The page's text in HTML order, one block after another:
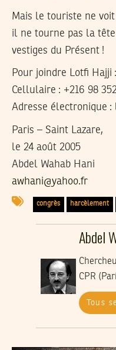
Mais le touriste ne
il ne tourne pas la
vestiges du Présent !
Pour joindre Lotfi Hajji :
Cellulaire : +216 98
Adresse électronique :
Paris – Saint Lazare,
le 24 août 2005
Abdel Wahab Hani
awhani@yahoo.fr
congrès harcèlement
Abdel
CPR
Tous